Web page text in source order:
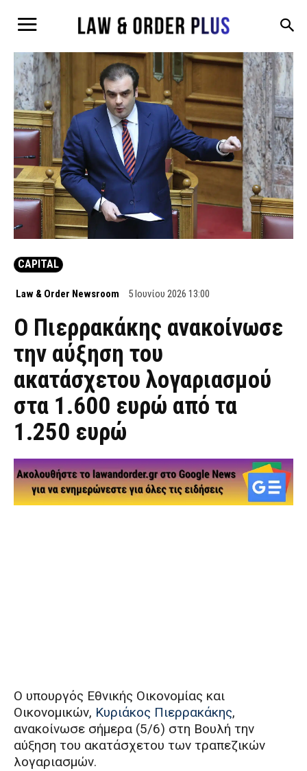
CAPITAL
Law & Order Newsroom 5 Ιουνίου 2026 13:00
Ο Πιερρακάκης ανακοίνωσε
την αύξηση του
ακατάσχετου λογαριασμού
στα 1.600 ευρώ από τα
1.250 ευρώ
Ο υπουργός Εθνικής Οικονομίας και
Οικονομικών, Κυριάκος Πιερρακάκης,
ανακοίνωσε σήμερα (5/6) στη Βουλή την
αύξηση του ακατάσχετου των τραπεζικών
λογαριασμών.